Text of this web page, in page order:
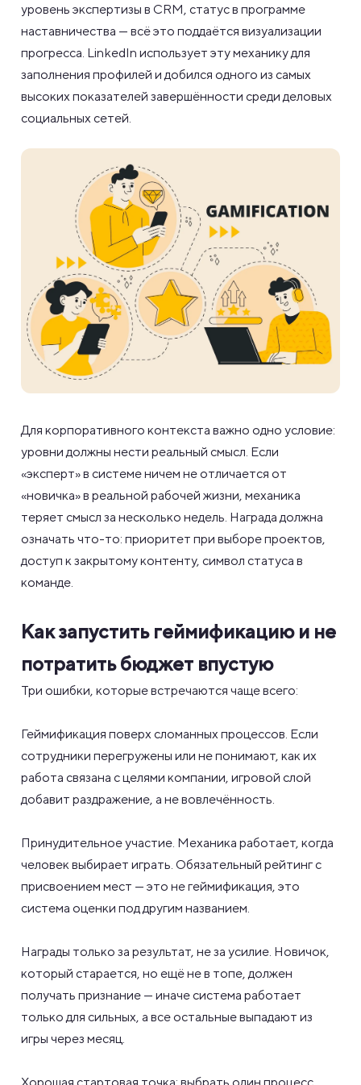
уровень экспертизы в CRM, статус в программе
наставничества — всё это поддаётся визуализации
прогресса. LinkedIn использует эту механику для
заполнения профилей и добился одного из самых
высоких показателей завершённости среди деловых
социальных сетей.
Для корпоративного контекста важно одно условие:
уровни должны нести реальный смысл. Если
«эксперт» в системе ничем не отличается от
«новичка» в реальной рабочей жизни, механика
теряет смысл за несколько недель. Награда должна
означать что-то: приоритет при выборе проектов,
доступ к закрытому контенту, символ статуса в
команде.
Как запустить геймификацию и не
потратить бюджет впустую
Три ошибки, которые встречаются чаще всего:
Геймификация поверх сломанных процессов. Если
сотрудники перегружены или не понимают, как их
работа связана с целями компании, игровой слой
добавит раздражение, а не вовлечённость.
Принудительное участие. Механика работает, когда
человек выбирает играть. Обязательный рейтинг с
присвоением мест — это не геймификация, это
система оценки под другим названием.
Награды только за результат, не за усилие. Новичок,
который старается, но ещё не в топе, должен
получать признание — иначе система работает
только для сильных, а все остальные выпадают из
игры через месяц.